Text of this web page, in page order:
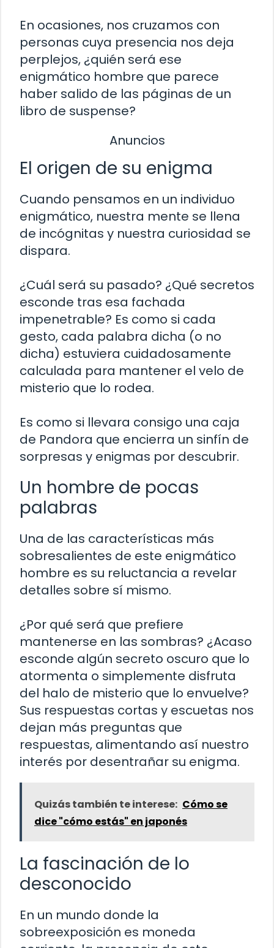
En ocasiones, nos cruzamos con
personas cuya presencia nos deja
perplejos, ¿quién será ese
enigmático hombre que parece
haber salido de las páginas de un
libro de suspense?
Anuncios
El origen de su enigma
Cuando pensamos en un individuo
enigmático, nuestra mente se llena
de incógnitas y nuestra curiosidad se
dispara.
¿Cuál será su pasado? ¿Qué secretos
esconde tras esa fachada
impenetrable? Es como si cada
gesto, cada palabra dicha (o no
dicha) estuviera cuidadosamente
calculada para mantener el velo de
misterio que lo rodea.
Es como si llevara consigo una caja
de Pandora que encierra un sinfín de
sorpresas y enigmas por descubrir.
Un hombre de pocas
palabras
Una de las características más
sobresalientes de este enigmático
hombre es su reluctancia a revelar
detalles sobre sí mismo.
¿Por qué será que prefiere
mantenerse en las sombras? ¿Acaso
esconde algún secreto oscuro que lo
atormenta o simplemente disfruta
del halo de misterio que lo envuelve?
Sus respuestas cortas y escuetas nos
dejan más preguntas que
respuestas, alimentando así nuestro
interés por desentrañar su enigma.
Quizás también te interese: Cómo se
dice "cómo estás" en japonés
La fascinación de lo
desconocido
En un mundo donde la
sobreexposición es moneda